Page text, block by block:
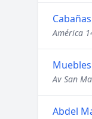
América
Av San
Abdel